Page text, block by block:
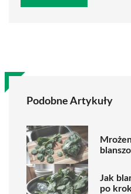
Podobne Artykuły
Jak
po